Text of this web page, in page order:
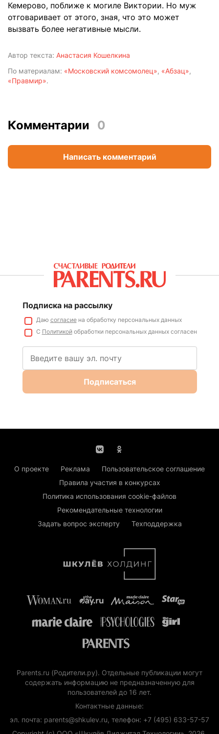
Кемерово, поближе к могиле Виктории. Но муж
отговаривает от этого, зная, что это может
вызвать более негативные мысли.
Автор текста: Анастасия Кошелкина
По материалам: «Московский комсомолец», «Абзац»,
«Правмир».
Комментарии 0
Написать комментарий
Подписка на рассылку
Даю согласиена обработку персональных данных
С Политикойобработки персональных данных согласен
Подписаться
О проекте Реклама
Пользовательское соглашение
Правила участия в конкурсах
Политика использования cookie-файлов
Рекомендательные технологии
Задать вопрос эксперту
Техподдержка
Parents.ru (Родители.ру). Отдельные публикации могут
содержать информацию не предназначенную для
пользователей до 16 лет.
Контактные данные:
эл. почта: parents@shkulev.ru, телефон: +7 (495) 633-57-57